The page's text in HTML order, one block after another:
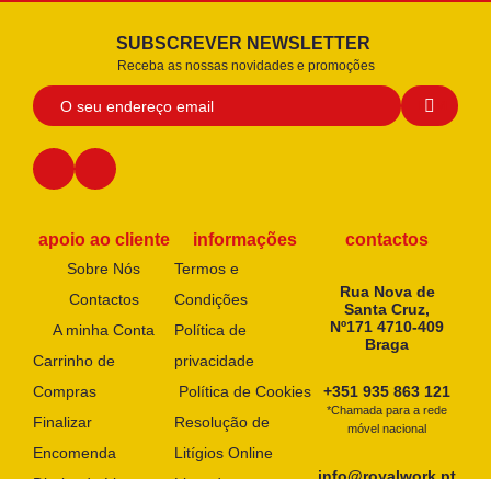
SUBSCREVER NEWSLETTER
Receba as nossas novidades e promoções
apoio ao cliente
Sobre Nós
Contactos
A minha Conta
Carrinho de
Compras
Finalizar
Encomenda
informações
Termos e
Condições
Política de
privacidade
Política de Cookies
Resolução de
Litígios Online
contactos
Rua Nova de
Santa Cruz,
Nº171 4710-409
Braga
+351 935 863 121
*Chamada para a rede
móvel nacional